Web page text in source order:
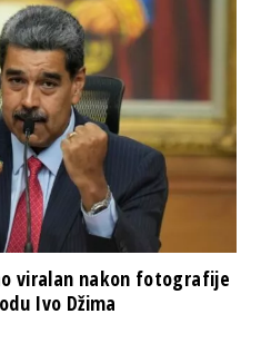
viralan nakon fotografije
Ivo Džima